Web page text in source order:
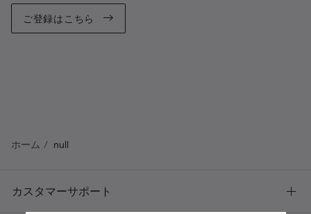
ご登録はこちら
ホーム null
カスタマーサポート